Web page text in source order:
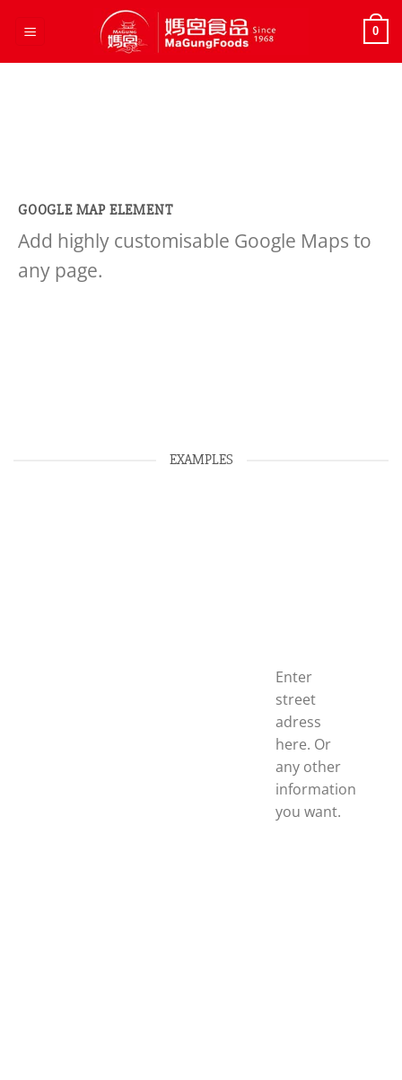
0
GOOGLE MAP ELEMENT
Add highly customisable Google Maps to
any page.
EXAMPLES
Enter
street
adress
here. Or
any other
information
you want.